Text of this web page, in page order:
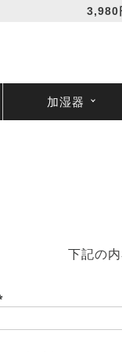
3,980
加湿器
下記の